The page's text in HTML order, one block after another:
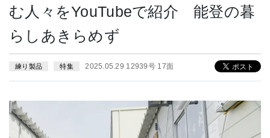
む人々をYouTubeで紹介 能登の暮
らしあきらめず
練り製品 特集 2025.05.29 12939号 17面